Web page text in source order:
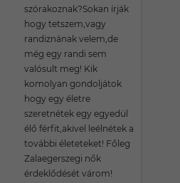
szórakoznak?Sokan írják
hogy tetszem,vagy
randiznának velem,de
még egy randi sem
valósult meg! Kik
komolyan gondoljátok
hogy egy életre
szeretnétek egy egyedül
élő férfit,akivel leélnétek a
további életeteket! Főleg
Zalaegerszegi nők
érdeklődését várom!